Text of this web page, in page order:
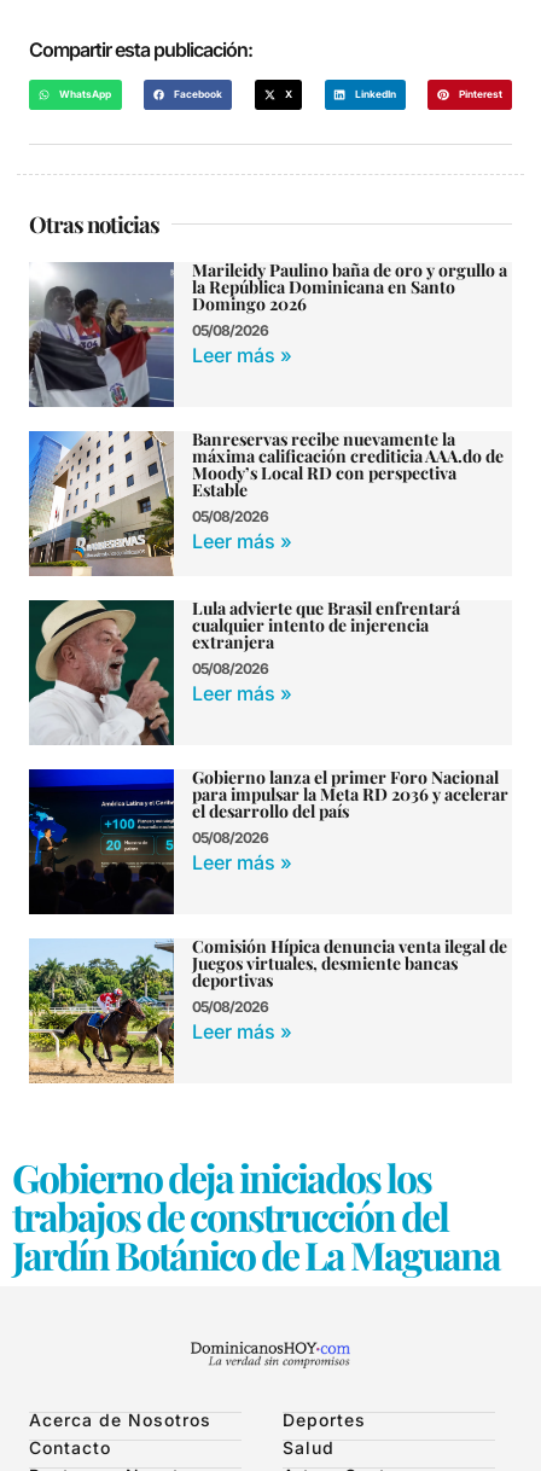
Compartir esta publicación:
WhatsApp Facebook X LinkedIn Pinterest
Otras noticias
Marileidy Paulino baña de oro y orgullo a
la República Dominicana en Santo
Domingo 2026
05/08/2026
Leer más »
Banreservas recibe nuevamente la
máxima calificación crediticia AAA.do de
Moody’s Local RD con perspectiva
Estable
05/08/2026
Leer más »
Lula advierte que Brasil enfrentará
cualquier intento de injerencia
extranjera
05/08/2026
Leer más »
Gobierno lanza el primer Foro Nacional
para impulsar la Meta RD 2036 y acelerar
el desarrollo del país
05/08/2026
Leer más »
Comisión Hípica denuncia venta ilegal de
Juegos virtuales, desmiente bancas
deportivas
05/08/2026
Leer más »
Gobierno deja iniciados los
trabajos de construcción del
Jardín Botánico de La Maguana
Acerca de Nosotros
Contacto
Deportes
Salud